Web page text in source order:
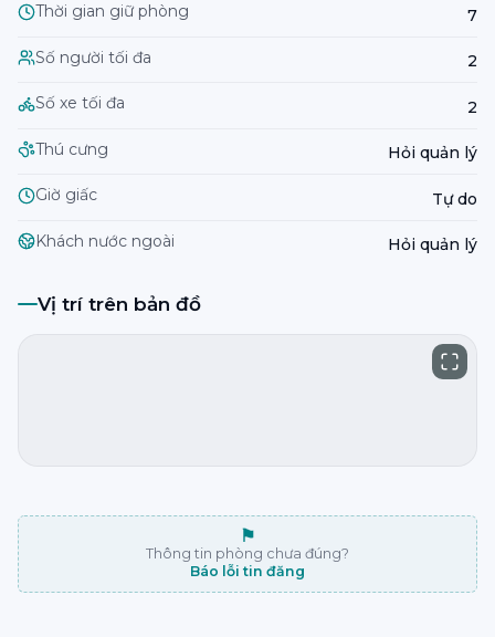
Thời gian giữ phòng 7
Số người tối đa 2
Số xe tối đa 2
Thú cưng Hỏi quản lý
Giờ giấc Tự do
Khách nước ngoài Hỏi quản lý
Vị trí trên bản đồ
⚑
Thông tin phòng chưa đúng?
Báo lỗi tin đăng